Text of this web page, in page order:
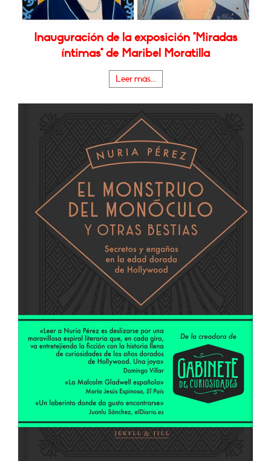
Inauguración de la exposición "Miradas
íntimas" de Maribel Moratilla
Leer más...